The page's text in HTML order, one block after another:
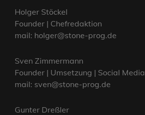
Holger Stöckel
Founder | Chefredaktion
mail: holger@stone-prog.de
Sven Zimmermann
Founder | Umsetzung | Social Media
mail: sven@stone-prog.de
Gunter Dreßler